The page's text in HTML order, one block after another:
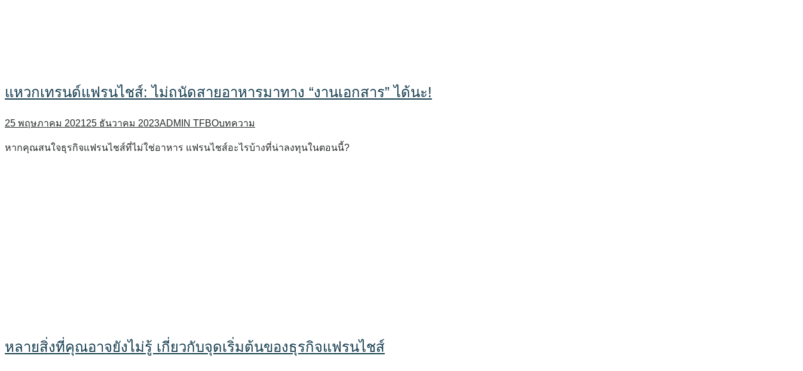
แหวกเทรนด์แฟรนไชส์: ไม่ถนัดสายอาหารมาทาง “งานเอกสาร” ได้นะ!
25 พฤษภาคม 202125 ธันวาคม 2023ADMIN TFBOบทความ
หากคุณสนใจธุรกิจแฟรนไชส์ที่ไม่ใช่อาหาร แฟรนไชส์อะไรบ้างที่น่าลงทุนในตอนนี้?
หลายสิ่งที่คุณอาจยังไม่รู้ เกี่ยวกับจุดเริ่มต้นของธุรกิจแฟรนไชส์